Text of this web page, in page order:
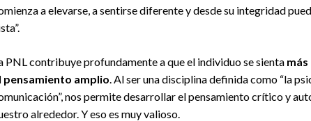
a elevarse, a sentirse diferente y desde su integridad
PNL contribuye profundamente a que el individuo se sienta
pensamiento amplio. Al ser una disciplina definida como “la
nos permite desarrollar el pensamiento crítico y
alrededor. Y eso es muy valioso.